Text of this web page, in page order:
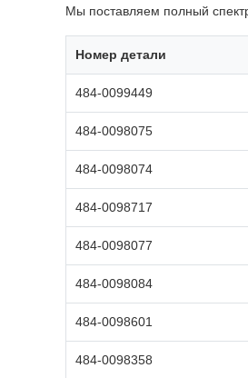
Мы поставляем полный
Номер детали
484-0099449
484-0098075
484-0098074
484-0098717
484-0098077
484-0098084
484-0098601
484-0098358